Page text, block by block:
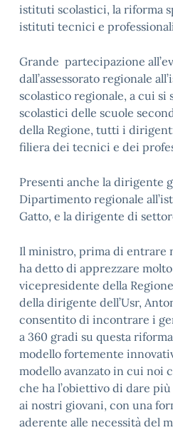
istituti scolastici, la riforma
istituti tecnici e
Grande partecipazione
dall’assessorato regionale
scolastico regionale, a cui
scolastici delle scuole
della Regione, tutti i
filiera dei tecnici e dei
Presenti anche la dirigente
Dipartimento regionale
Gatto, e la dirigente di
Il ministro, prima di entrare
ha detto di apprezzare
vicepresidente della
della dirigente dell’Usr,
consentito di incontrare i
a 360 gradi su questa
modello fortemente
modello avanzato in cui noi
che ha l’obiettivo di dare
ai nostri giovani, con una
aderente alle necessità del